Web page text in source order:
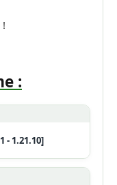
:
- 1.21.10]